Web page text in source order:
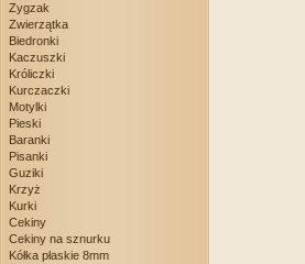
Zygzak
Zwierzątka
Biedronki
Kaczuszki
Króliczki
Kurczaczki
Motylki
Pieski
Baranki
Pisanki
Guziki
Krzyż
Kurki
Cekiny
Cekiny na sznurku
Kółka płaskie 8mm